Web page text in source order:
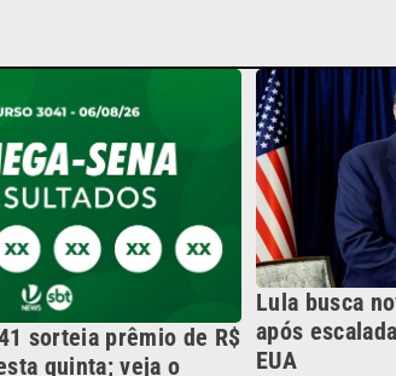
quinta; veja o
Continua após a publicidade
Esportes
Política Variedades